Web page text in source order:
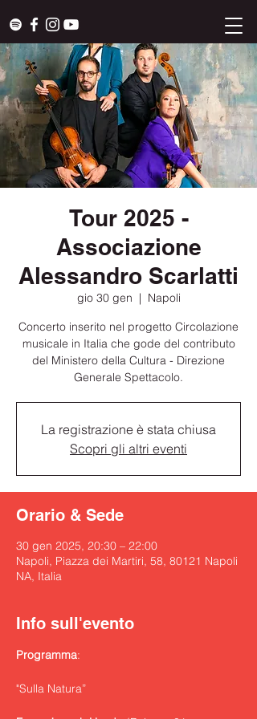
Tour 2025 -
Associazione
Alessandro Scarlatti
gio 30 gen
  |
Napoli
Concerto inserito nel progetto Circolazione
musicale in Italia che gode del contributo
del Ministero della Cultura - Direzione
Generale Spettacolo.
La registrazione è stata chiusa
Scopri gli altri eventi
Orario & Sede
30 gen 2025, 20:30 – 22:00
Napoli, Piazza dei Martiri, 58, 80121 Napoli
NA, Italia
Info sull'evento
Programma:
"Sulla Natura”